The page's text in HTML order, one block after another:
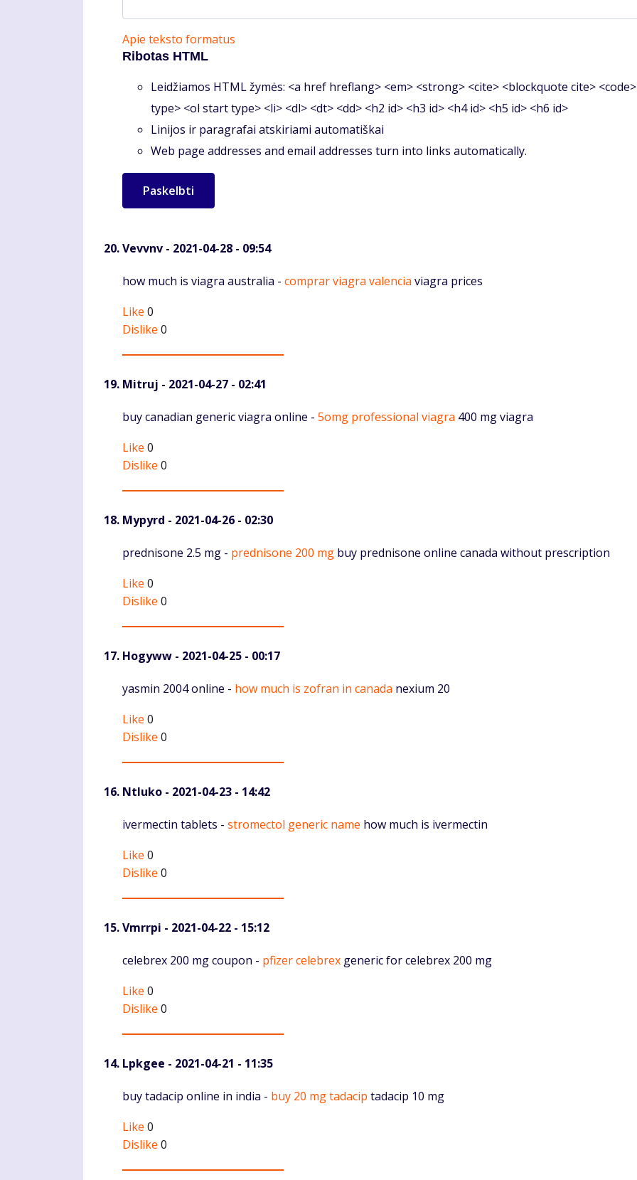
Apie teksto formatus
Ribotas HTML
Leidžiamos HTML žymės: <a href hreflang> <em> <strong> <cite> <blockquote cite>
type> <ol start type> <li> <dl> <dt> <dd> <h2 id> <h3 id> <h4 id> <h5 id> <h6 id>
Linijos ir paragrafai atskiriami automatiškai
Web page addresses and email addresses turn into links automatically.
Vevvnv - 2021-04-28 - 09:54
Komentaras
how much is viagra australia - comprar viagra valencia viagra prices
Like 0
Dislike 0
Mitruj - 2021-04-27 - 02:41
Komentaras
buy canadian generic viagra online - 5omg professional viagra 400 mg viagra
Like 0
Dislike 0
Mypyrd - 2021-04-26 - 02:30
Komentaras
prednisone 2.5 mg - prednisone 200 mg buy prednisone online canada without prescription
Like 0
Dislike 0
Hogyww - 2021-04-25 - 00:17
Komentaras
yasmin 2004 online - how much is zofran in canada nexium 20
Like 0
Dislike 0
Ntluko - 2021-04-23 - 14:42
Komentaras
ivermectin tablets - stromectol generic name how much is ivermectin
Like 0
Dislike 0
Vmrrpi - 2021-04-22 - 15:12
Komentaras
celebrex 200 mg coupon - pfizer celebrex generic for celebrex 200 mg
Like 0
Dislike 0
Lpkgee - 2021-04-21 - 11:35
Komentaras
buy tadacip online in india - buy 20 mg tadacip tadacip 10 mg
Like 0
Dislike 0